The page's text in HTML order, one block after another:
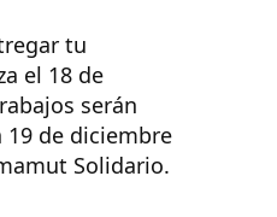
tu
el 18 de
serán
19 de diciembre
Solidario.